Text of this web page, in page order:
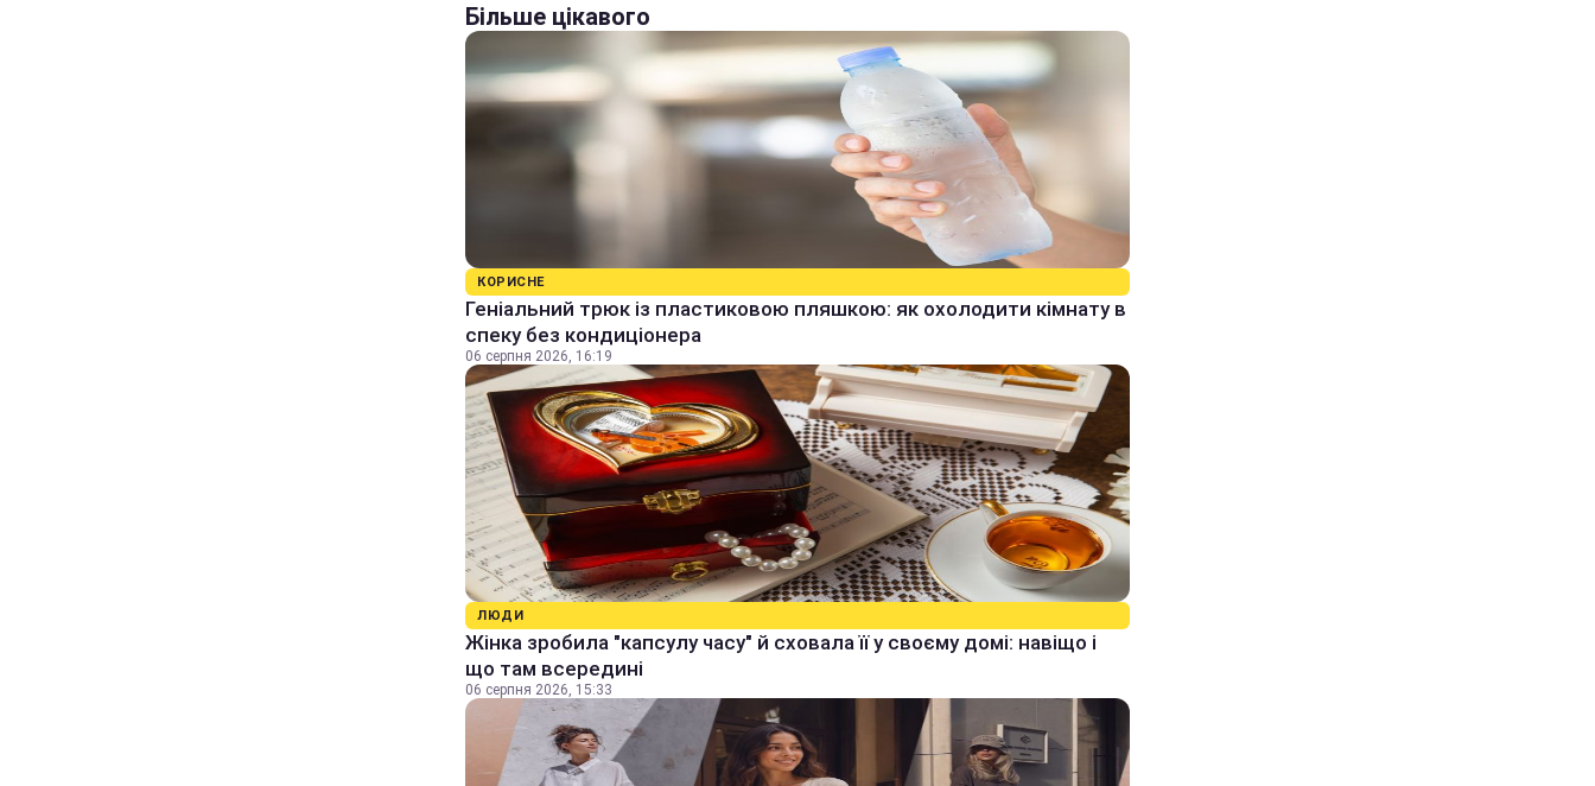
Більше цікавого
КОРИСНЕ
Геніальний трюк із пластиковою пляшкою: як охолодити кімнату в
спеку без кондиціонера
06 серпня 2026, 16:19
ЛЮДИ
Жінка зробила "капсулу часу" й сховала її у своєму домі: навіщо і
що там всередині
06 серпня 2026, 15:33